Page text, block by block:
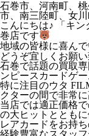
石巻市、河南町、
市、南三陸町、女
こんにちは♪ 「キ
巻店です
地域の皆様に喜ん
どうぞ宜しくお願
石巻で話題の買取
ンピースカードゲ
特に注目のウタ
クターの間で非常
当店では適正価格
の大ヒットととも
レアカードをお持